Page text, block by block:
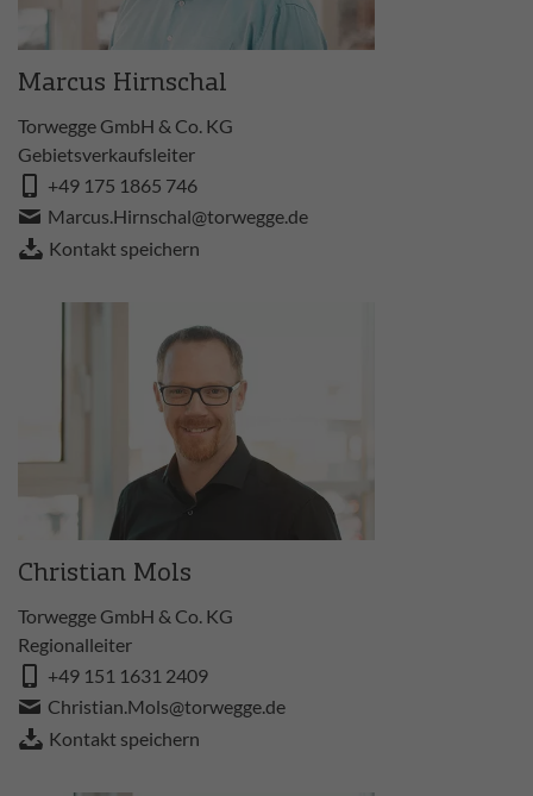
Marcus Hirnschal
Torwegge GmbH & Co. KG
Gebietsverkaufsleiter
+49 175 1865 746
Marcus.Hirnschal@torwegge.de
Kontakt speichern
Christian Mols
Torwegge GmbH & Co. KG
Regionalleiter
+49 151 1631 2409
Christian.Mols@torwegge.de
Kontakt speichern